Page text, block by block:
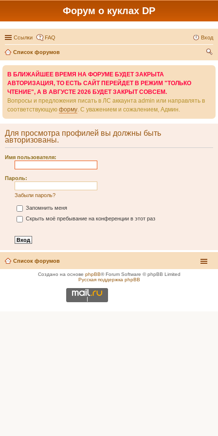
Форум о куклах DP
Ссылки FAQ Вход
Список форумов
В БЛИЖАЙШЕЕ ВРЕМЯ НА ФОРУМЕ БУДЕТ ЗАКРЫТА
АВТОРИЗАЦИЯ, ТО ЕСТЬ САЙТ ПЕРЕЙДЕТ В РЕЖИМ "ТОЛЬКО
ЧТЕНИЕ", А В АВГУСТЕ 2026 БУДЕТ ЗАКРЫТ СОВСЕМ.
Вопросы и предложения писать в ЛС аккаунта admin или направлять в
соответствующую форму. С уважением и сожалением, Админ.
Для просмотра профилей вы должны быть
авторизованы.
Имя пользователя:
Пароль:
Забыли пароль?
Запомнить меня
Скрыть моё пребывание на конференции в этот раз
Список форумов
Создано на основе phpBB® Forum Software © phpBB Limited
Русская поддержка phpBB